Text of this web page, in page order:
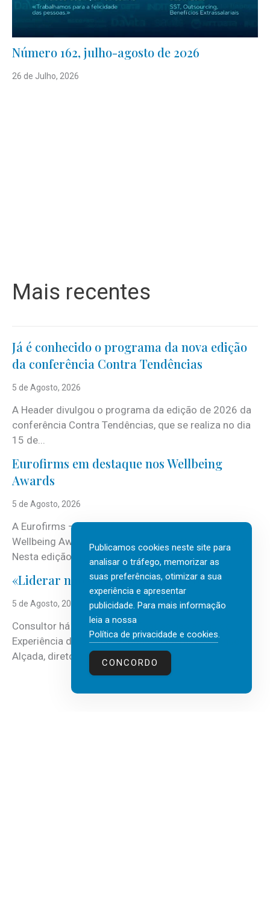
Número 162, julho-agosto de 2026
26 de Julho, 2026
Mais recentes
Já é conhecido o programa da nova edição
da conferência Contra Tendências
5 de Agosto, 2026
A Header divulgou o programa da edição de 2026 da
conferência Contra Tendências, que se realiza no dia
15 de...
Eurofirms em destaque nos Wellbeing
Awards
5 de Agosto, 2026
A Eurofirms – People first está de regresso aos
Wellbeing Awards, integrando o Top Wellbeing 2026.
Nesta edição, a multinacional...
«Liderar não é um talento místico.»
5 de Agosto, 2026
Consultor há mais de três décadas nas áreas de
Experiência do Cliente, Vendas e Liderança, Manuel
Alçada, diretor executivo da...
Publicamos cookies neste site para
analisar o tráfego, memorizar as
suas preferências, otimizar a sua
experiência e apresentar
publicidade. Para mais informação
leia a nossa
Política de privacidade e cookies.
CONCORDO